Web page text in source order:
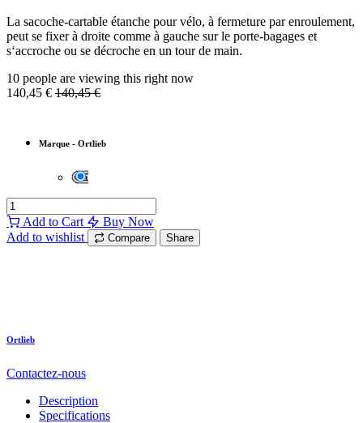
La sacoche-cartable étanche pour vélo, à fermeture par enroulement,
peut se fixer à droite comme à gauche sur le porte-bagages et
s‘accroche ou se décroche en un tour de main.
10 people are viewing this right now
140,45 € 140,45€
Marque - Ortlieb
Add to Cart
Buy Now
Add to wishlist
Compare Share
Ortlieb
Contactez-nous
Description
Specifications